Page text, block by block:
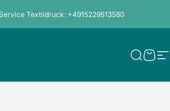
Textildruck: +4915229513580
Suche